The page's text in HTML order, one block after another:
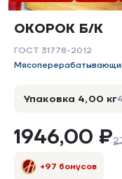
ОКОРОК Б/К
ГОСТ 31778-2012
Упаковка 4,00 кг
1946,00 ₽
+97 бонусов